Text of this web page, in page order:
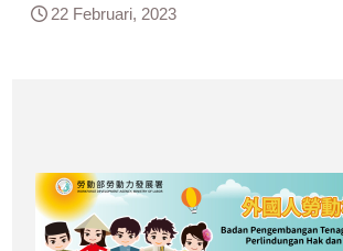
22 Februari, 2023